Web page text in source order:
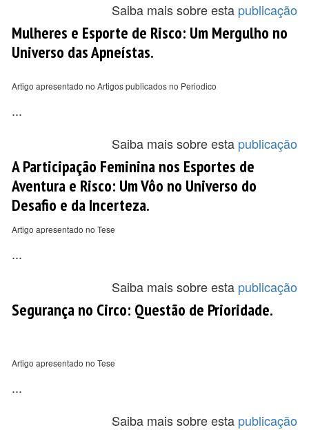
Saiba mais sobre esta publicação
Mulheres e Esporte de Risco: Um Mergulho no
Universo das Apneístas.
Artigo apresentado no Artigos publicados no Periodico
...
Saiba mais sobre esta publicação
A Participação Feminina nos Esportes de
Aventura e Risco: Um Vôo no Universo do
Desafio e da Incerteza.
Artigo apresentado no Tese
...
Saiba mais sobre esta publicação
Segurança no Circo: Questão de Prioridade.
Artigo apresentado no Tese
...
Saiba mais sobre esta publicação